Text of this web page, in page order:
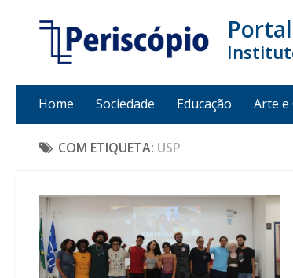
Home Sociedade Educação Arte e
COM ETIQUETA: USP